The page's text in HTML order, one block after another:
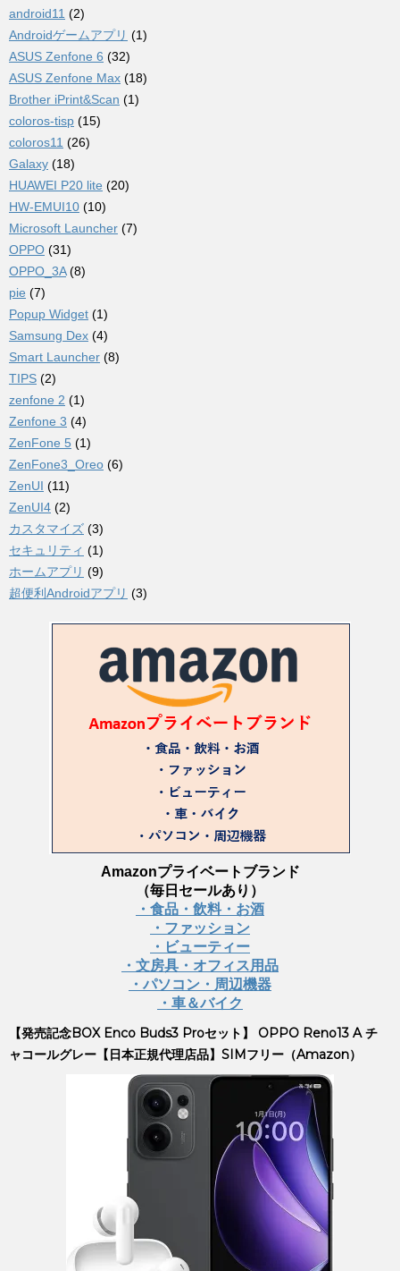
android11 (2)
Androidゲームアプリ (1)
ASUS Zenfone 6 (32)
ASUS Zenfone Max (18)
Brother iPrint&Scan (1)
coloros-tisp (15)
coloros11 (26)
Galaxy (18)
HUAWEI P20 lite (20)
HW-EMUI10 (10)
Microsoft Launcher (7)
OPPO (31)
OPPO_3A(8)
pie (7)
Popup Widget (1)
Samsung Dex (4)
Smart Launcher (8)
TIPS (2)
zenfone 2 (1)
Zenfone 3 (4)
ZenFone 5 (1)
ZenFone3_Oreo (6)
ZenUI (11)
ZenUI4 (2)
カスタマイズ (3)
セキュリティ (1)
ホームアプリ (9)
超便利Androidアプリ (3)
Amazonプライベートブランド
（毎日セールあり）
・食品・飲料・お酒
・ファッション
・ビューティー
・文房具・オフィス用品
・パソコン・周辺機器
・車＆バイク
【発売記念BOX Enco Buds3 Proセット】 OPPO Reno13 A チ
ャコールグレー【日本正規代理店品】SIMフリー（Amazon）